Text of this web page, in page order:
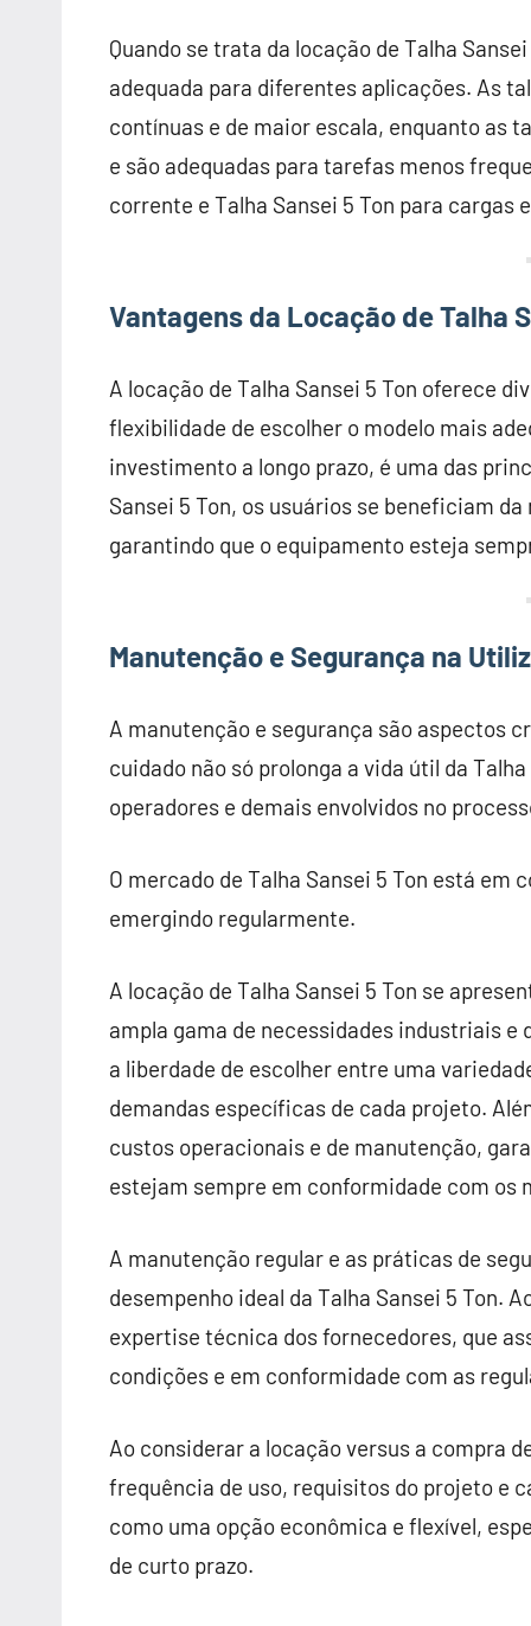
Quando se trata da locação de Talha
adequada para diferentes aplicações. As
contínuas e de maior escala, enquanto as
e são adequadas para tarefas menos
corrente e Talha Sansei 5 Ton para
Vantagens da Locação de Talha
A locação de Talha Sansei 5 Ton oferece
flexibilidade de escolher o modelo mais
investimento a longo prazo, é uma das
Sansei 5 Ton, os usuários se beneficiam
garantindo que o equipamento esteja
Manutenção e Segurança na
A manutenção e segurança são aspectos
cuidado não só prolonga a vida útil da
operadores e demais envolvidos no
O mercado de Talha Sansei 5 Ton está
emergindo regularmente.
A locação de Talha Sansei 5 Ton se
ampla gama de necessidades industriais
a liberdade de escolher entre uma
demandas específicas de cada projeto.
custos operacionais e de manutenção,
estejam sempre em conformidade com os
A manutenção regular e as práticas de
desempenho ideal da Talha Sansei 5 Ton.
expertise técnica dos fornecedores, que
condições e em conformidade com as
Ao considerar a locação versus a compra
frequência de uso, requisitos do projeto e
como uma opção econômica e flexível,
de curto prazo.